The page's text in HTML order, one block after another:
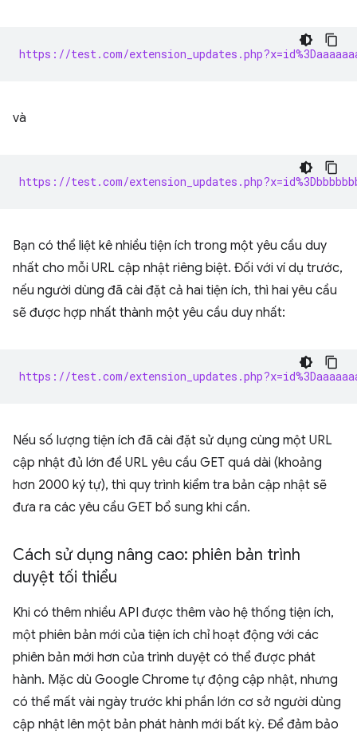
https://test.com/
và
https://test.com/
Bạn có thể liệt kê nhiều tiện ích trong một yêu cầu duy
nhất cho mỗi URL cập nhật riêng biệt. Đối với ví dụ trước,
nếu người dùng đã cài đặt cả hai tiện ích, thì hai yêu cầu
sẽ được hợp nhất thành một yêu cầu duy nhất:
https://test.com/
Nếu số lượng tiện ích đã cài đặt sử dụng cùng một URL
cập nhật đủ lớn để URL yêu cầu GET quá dài (khoảng
hơn 2000 ký tự), thì quy trình kiểm tra bản cập nhật sẽ
đưa ra các yêu cầu GET bổ sung khi cần.
Cách sử dụng nâng cao: phiên bản trình
duyệt tối thiểu
Khi có thêm nhiều API được thêm vào hệ thống tiện ích,
một phiên bản mới của tiện ích chỉ hoạt động với các
phiên bản mới hơn của trình duyệt có thể được phát
hành. Mặc dù Google Chrome tự động cập nhật, nhưng
có thể mất vài ngày trước khi phần lớn cơ sở người dùng
cập nhật lên một bản phát hành mới bất kỳ. Để đảm bảo